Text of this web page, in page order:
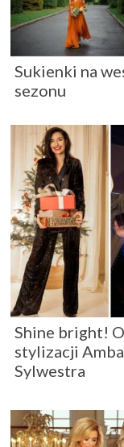
Sukienki na
sezonu
Shine bright!
stylizacji
Sylwestra